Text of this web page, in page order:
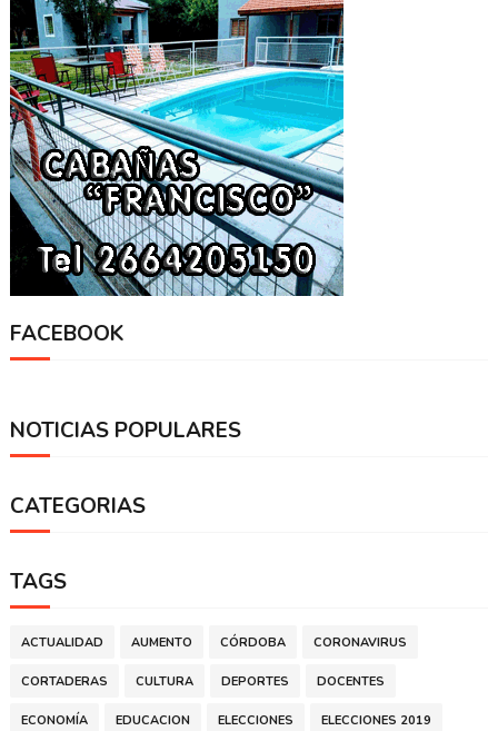
FACEBOOK
NOTICIAS POPULARES
CATEGORIAS
TAGS
ACTUALIDAD AUMENTO CÓRDOBA CORONAVIRUS
CORTADERAS CULTURA DEPORTES DOCENTES
ECONOMÍA EDUCACION ELECCIONES ELECCIONES 2019